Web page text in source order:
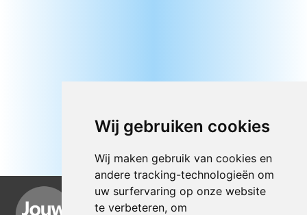
Wij gebruiken cookies
Wij maken gebruik van cookies en
andere tracking-technologieën om
uw surfervaring op onze website
te verbeteren, om